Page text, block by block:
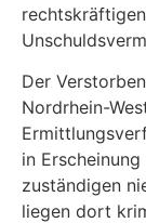
Der
Nordrhein-
in
zuständigen
liegen dort